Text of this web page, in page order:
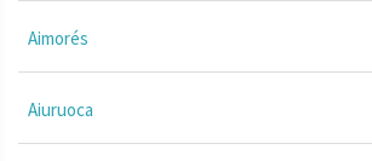
Aimorés
Aiuruoca